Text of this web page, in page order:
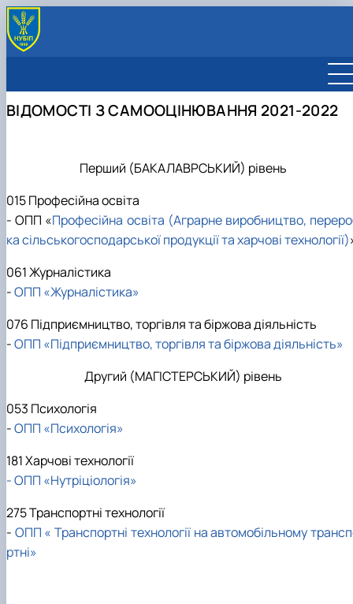
Положення
Обговорення проєктів Положень
СЕРТИФІКАТИ ПРО АКРЕДИТАЦІЮ
Сертифікати НАЗЯВО
АКРЕДИТАЦІЯ
програм
Відомості самооцінювання освітніх програм
2025-2026
2024-2025
2023-2024
2022-2023
Постакредитаційний моніторинг
Інструкція проведення
моніторингу
Відомості постакредитаційного
ВІДОМОСТІ З САМООЦІНЮВАННЯ 2021-2022
Перший (БАКАЛАВРСЬКИЙ) рівень
015 Професійна освіта
- ОПП «Професійна освіта (Аграрне виробництво,
ка сільськогосподарської продукції та харчові технології)
061 Журналістика
-ОПП «Журналістика»
076 Підприємництво, торгівля та біржова діяльність
-ОПП «Підприємництво, торгівля та біржова діяльність»
Другий (МАГІСТЕРСЬКИЙ) рівень
053 Психологія
-ОПП «Психологія»
181 Харчові технології
- ОПП «Нутріціологія»
275 Транспортні технології
- ОПП « Транспортні технології на автомобільному
ртні»